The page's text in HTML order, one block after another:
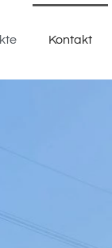
Kontakt